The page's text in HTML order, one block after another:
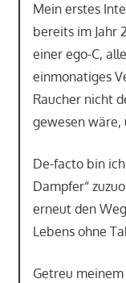
Mein erstes
bereits im Jahr
einer ego-C,
einmonatiges
Raucher nicht
gewesen wäre,
De-facto bin
Dampfer“
erneut den
Lebens ohne
Getreu